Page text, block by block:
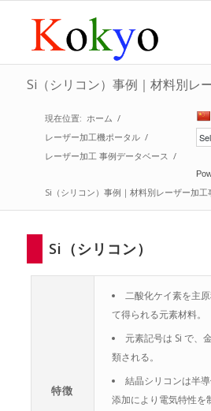
Si（シリコン）事例｜材料別レ
現在位置: ホーム /
レーザー加工機ポータル /
レーザー加工 事例データベース /
Si（シリコン）事例｜材料別レーザー加工
Si（シリコン）
特徴
二酸化ケイ素を主
て得られる元素材料。
元素記号は Si で、
類される。
結晶シリコンは半
添加により電気特性を